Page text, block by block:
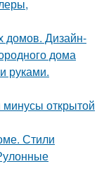
домов. Дизайн-
дома
руками.
открытой
Стили